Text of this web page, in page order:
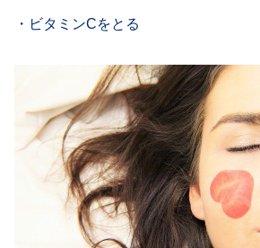
・ビタミンCをとる